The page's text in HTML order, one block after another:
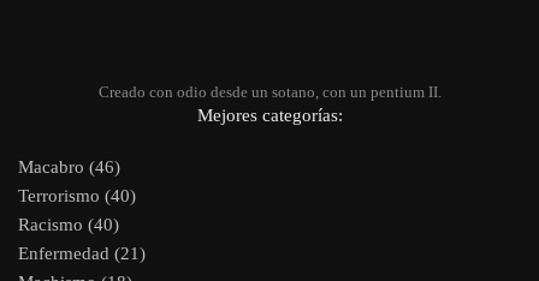
Creado con odio desde un sotano, con un pentium II.
Mejores categorías:
Macabro (46)
Terrorismo (40)
Racismo (40)
Enfermedad (21)